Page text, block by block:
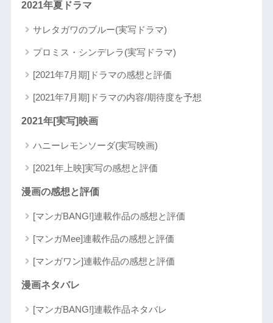
2021年夏ドラマ
サレタガワのブルー(実写ドラマ)
プロミス・シンデレラ(実写ドラマ)
[2021年7月期]ドラマの感想と評価
[2021年7月期]ドラマの内容/期待度を予想
2021年[実写]映画
ハニーレモンソーダ(実写映画)
[2021年上映]実写の感想と評価
漫画の感想と評価
[マンガBANG!]連載作品の感想と評価
[マンガMee]連載作品の感想と評価
[マンガワン]連載作品の感想と評価
漫画ネタバレ
[マンガBANG!]連載作品ネタバレ